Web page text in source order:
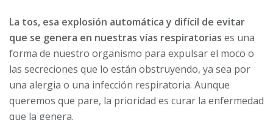
La tos, esa explosión automática y difícil de evitar
que se genera en nuestras vías respiratorias es una
forma de nuestro organismo para expulsar el moco o
las secreciones que lo están obstruyendo, ya sea por
una alergia o una infección respiratoria. Aunque
queremos que pare, la prioridad es curar la enfermedad
que la genera.